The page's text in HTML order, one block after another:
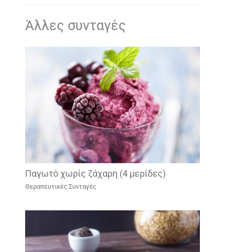
Άλλες συνταγές
Παγωτό χωρίς ζάχαρη (4 μερίδες)
Θεραπευτικές Συνταγές